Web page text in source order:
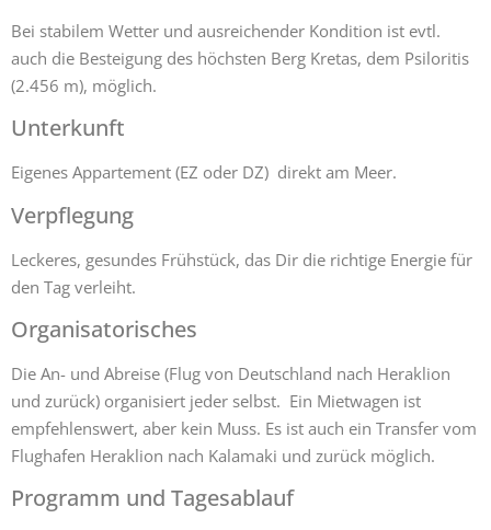
Bei stabilem Wetter und ausreichender Kondition ist evtl.
auch die Besteigung des höchsten Berg Kretas, dem Psiloritis
(2.456 m), möglich.
Unterkunft
Eigenes Appartement (EZ oder DZ) direkt am Meer.
Verpflegung
Leckeres, gesundes Frühstück, das Dir die richtige Energie für
den Tag verleiht.
Organisatorisches
Die An- und Abreise (Flug von Deutschland nach Heraklion
und zurück) organisiert jeder selbst. Ein Mietwagen ist
empfehlenswert, aber kein Muss. Es ist auch ein Transfer vom
Flughafen Heraklion nach Kalamaki und zurück möglich.
Programm und Tagesablauf